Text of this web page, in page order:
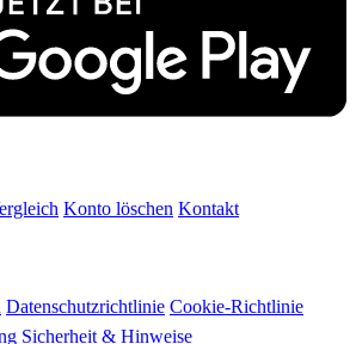
Konto löschen Kontakt
Datenschutzrichtlinie Cookie-Richtlinie
Sicherheit & Hinweise